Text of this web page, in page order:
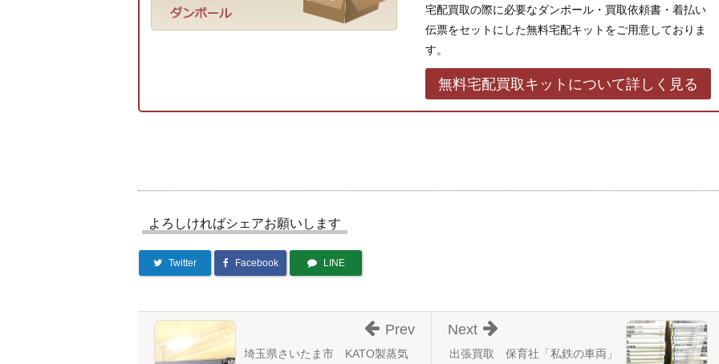
宅配買取の際に必要なダンボール・買取依頼書・着払い
伝票をセットにした無料宅配キットをご用意しておりま
す。
無料宅配買取キットについて詳しく見る
よろしければシェアお願いします
Twitter Facebook LINE
出張買取 保育社「私鉄の車両」
Next
埼玉県さいたま市 KATO製蒸気
Prev